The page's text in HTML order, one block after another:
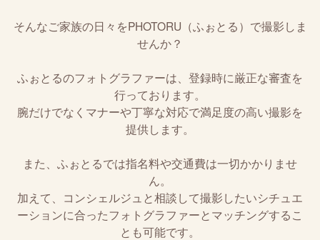
そんなご家族の日々をPHOTORU（ふぉとる）で撮影しま
せんか？
ふぉとるのフォトグラファーは、登録時に厳正な審査を
行っております。
腕だけでなくマナーや丁寧な対応で満足度の高い撮影を
提供します。
また、ふぉとるでは指名料や交通費は一切かかりませ
ん。
加えて、コンシェルジュと相談して撮影したいシチュエ
ーションに合ったフォトグラファーとマッチングするこ
とも可能です。